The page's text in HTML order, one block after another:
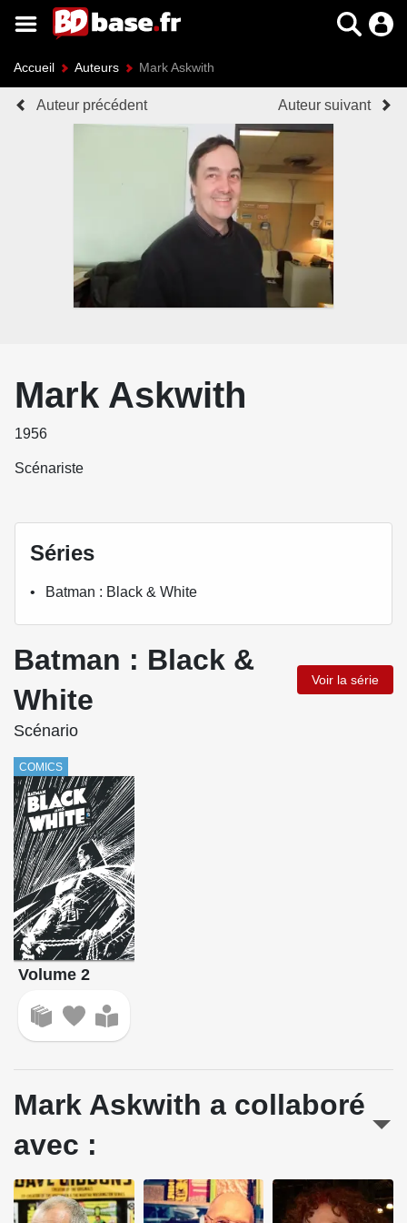
Accueil Auteurs Mark Askwith
Auteur précédent Auteur suivant
Mark Askwith
1956
Scénariste
Séries
Batman : Black & White
Batman : Black &
White
Voir la série
Scénario
COMICS
Volume 2
Mark Askwith a collaboré
avec :